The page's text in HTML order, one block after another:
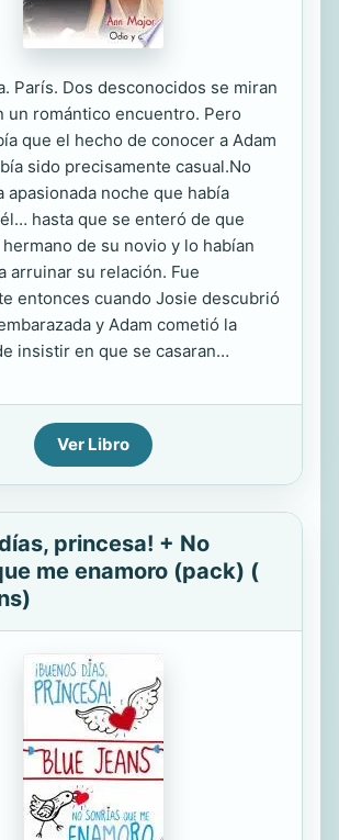
París. Dos desconocidos se miran
un romántico encuentro. Pero
que el hecho de conocer a Adam
sido precisamente casual.No
apasionada noche que había
hasta que se enteró de que
de su novio y lo habían
arruinar su relación. Fue
entonces cuando Josie descubrió
y Adam cometió la
insistir en que se casaran…
Ver Libro
princesa! + No
me enamoro (pack) (